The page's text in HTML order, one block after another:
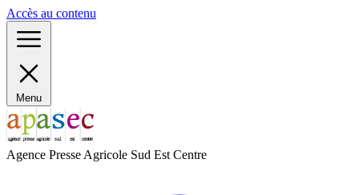
Accès au contenu
Menu
Agence Presse Agricole Sud Est Centre
Panneau de gestion des cookies